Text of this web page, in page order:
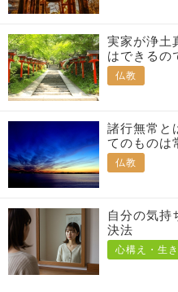
実家が浄土
はできるの
仏教
諸行無常と
てのものは
仏教
自分の気持
決法
心構え・生